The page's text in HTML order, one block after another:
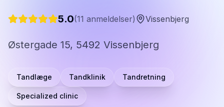
5.0(11 anmeldelser) Vissenbjerg
Østergade 15, 5492 Vissenbjerg
Tandlæge Tandklinik Tandretning
Specialized clinic